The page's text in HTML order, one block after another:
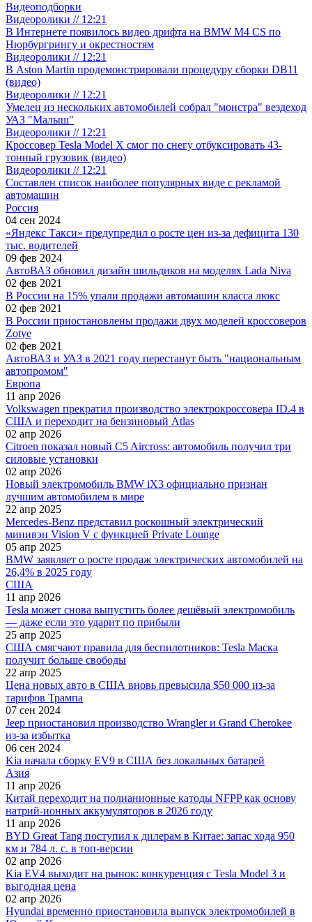
Видеоподборки
Видеоролики // 12:21
В Интернете появилось видео дрифта на BMW M4 CS по
Нюрбургрингу и окрестностям
Видеоролики // 12:21
В Aston Martin продемонстрировали процедуру сборки DB11
(видео)
Видеоролики // 12:21
Умелец из нескольких автомобилей собрал "монстра" вездеход
УАЗ "Малыш"
Видеоролики // 12:21
Кроссовер Tesla Model X смог по снегу отбуксировать 43-
тонный грузовик (видео)
Видеоролики // 12:21
Составлен список наиболее популярных виде с рекламой
автомашин
Россия
04 сен 2024
«Яндекс Такси» предупредил о росте цен из-за дефицита 130
тыс. водителей
09 фев 2024
АвтоВАЗ обновил дизайн шильдиков на моделях Lada Niva
02 фев 2021
В России на 15% упали продажи автомашин класса люкс
02 фев 2021
В России приостановлены продажи двух моделей кроссоверов
Zotye
02 фев 2021
АвтоВАЗ и УАЗ в 2021 году перестанут быть "национальным
автопромом"
Европа
11 апр 2026
Volkswagen прекратил производство электрокроссовера ID.4 в
США и переходит на бензиновый Atlas
02 апр 2026
Citroen показал новый C5 Aircross: автомобиль получил три
силовые установки
02 апр 2026
Новый электромобиль BMW iX3 официально признан
лучшим автомобилем в мире
22 апр 2025
Mercedes-Benz представил роскошный электрический
минивэн Vision V с функцией Private Lounge
05 апр 2025
BMW заявляет о росте продаж электрических автомобилей на
26,4% в 2025 году
США
11 апр 2026
Tesla может снова выпустить более дешёвый электромобиль
— даже если это ударит по прибыли
25 апр 2025
США смягчают правила для беспилотников: Tesla Маска
получит больше свободы
22 апр 2025
Цена новых авто в США вновь превысила $50 000 из-за
тарифов Трампа
07 сен 2024
Jeep приостановил производство Wrangler и Grand Cherokee
из-за избытка
06 сен 2024
Kia начала сборку EV9 в США без локальных батарей
Азия
11 апр 2026
Китай переходит на полианионные катоды NFPP как основу
натрий-ионных аккумуляторов в 2026 году
11 апр 2026
BYD Great Tang поступил к дилерам в Китае: запас хода 950
км и 784 л. с. в топ-версии
02 апр 2026
Kia EV4 выходит на рынок: конкуренция с Tesla Model 3 и
выгодная цена
02 апр 2026
Hyundai временно приостановила выпуск электромобилей в